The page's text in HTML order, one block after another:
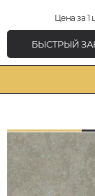
Цена за 1
БЫСТРЫЙ